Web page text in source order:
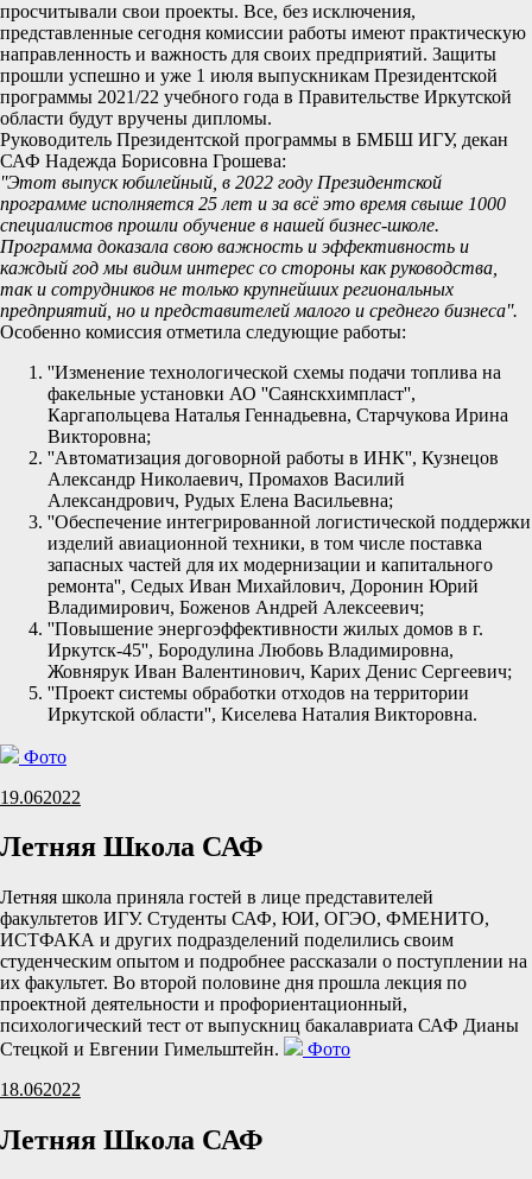
просчитывали свои проекты. Все, без исключения,
представленные сегодня комиссии работы имеют практическую
направленность и важность для своих предприятий. Защиты
прошли успешно и уже 1 июля выпускникам Президентской
программы 2021/22 учебного года в Правительстве Иркутской
области будут вручены дипломы.
Руководитель Президентской программы в БМБШ ИГУ, декан
САФ Надежда Борисовна Грошева:
''Этот выпуск юбилейный, в 2022 году Президентской
программе исполняется 25 лет и за всё это время свыше 1000
специалистов прошли обучение в нашей бизнес-школе.
Программа доказала свою важность и эффективность и
каждый год мы видим интерес со стороны как руководства,
так и сотрудников не только крупнейших региональных
предприятий, но и представителей малого и среднего бизнеса''.
Особенно комиссия отметила следующие работы:
''Изменение технологической схемы подачи топлива на
факельные установки АО ''Саянскхимпласт'',
Каргапольцева Наталья Геннадьевна, Старчукова Ирина
Викторовна;
''Автоматизация договорной работы в ИНК'', Кузнецов
Александр Николаевич, Промахов Василий
Александрович, Рудых Елена Васильевна;
''Обеспечение интегрированной логистической поддержки
изделий авиационной техники, в том числе поставка
запасных частей для их модернизации и капитального
ремонта'', Седых Иван Михайлович, Доронин Юрий
Владимирович, Боженов Андрей Алексеевич;
''Повышение энергоэффективности жилых домов в г.
Иркутск-45'', Бородулина Любовь Владимировна,
Жовнярук Иван Валентинович, Карих Денис Сергеевич;
''Проект системы обработки отходов на территории
Иркутской области'', Киселева Наталия Викторовна.
Фото
19.062022
Летняя Школа САФ
Летняя школа приняла гостей в лице представителей
факультетов ИГУ. Студенты САФ, ЮИ, ОГЭО, ФМЕНИТО,
ИСТФАКА и других подразделений поделились своим
студенческим опытом и подробнее рассказали о поступлении на
их факультет. Во второй половине дня прошла лекция по
проектной деятельности и профориентационный,
психологический тест от выпускниц бакалавриата САФ Дианы
Стецкой и Евгении Гимельштейн.
Фото
18.062022
Летняя Школа САФ